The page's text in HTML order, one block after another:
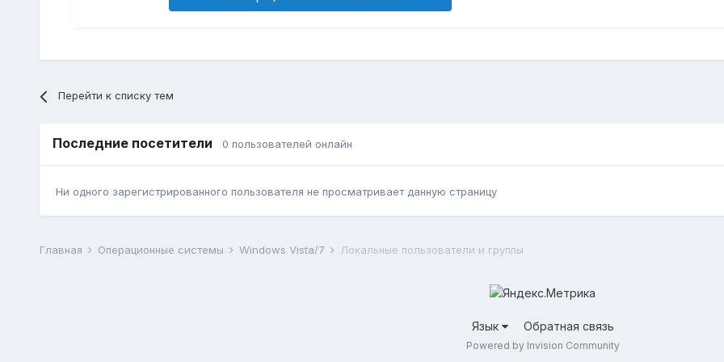
Перейти к списку тем
Последние посетители 0 пользователей онлайн
Ни одного зарегистрированного пользователя не просматривает данную страницу
Главная Операционные системы Windows Vista/7 Локальные пользователи и группы
Язык Обратная связь
Powered by Invision Community